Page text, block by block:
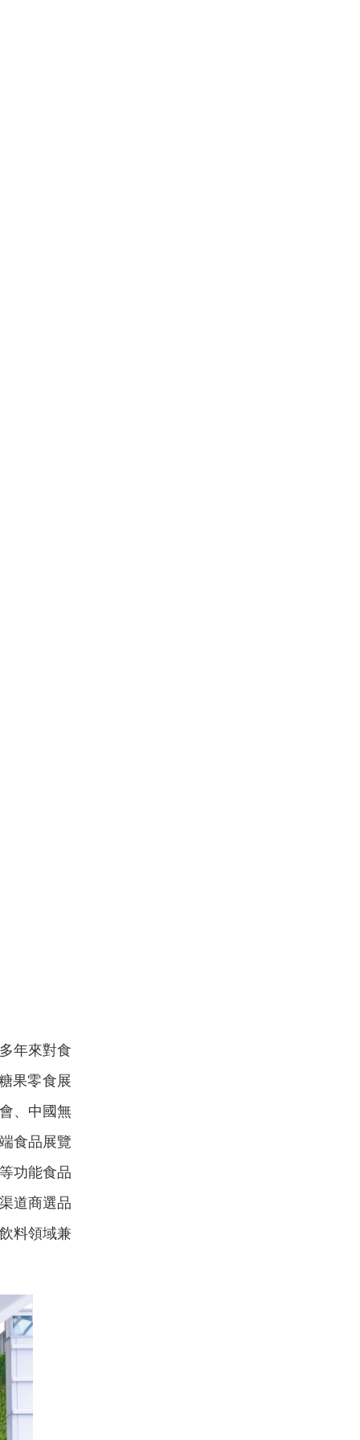
年來對食
果零食展
、中國無
食品展覽
功能食品
道商選品
料領域兼